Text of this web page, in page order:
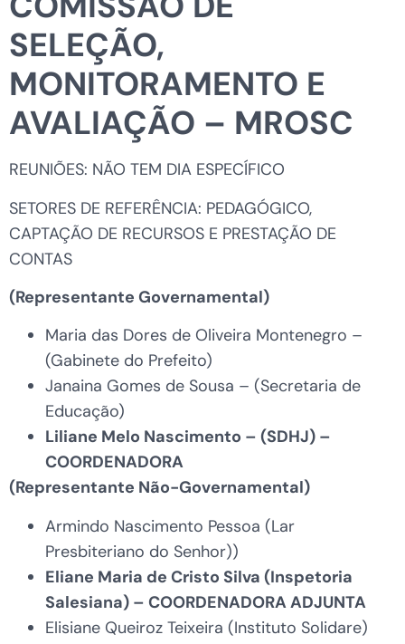
SELEÇÃO,
MONITORAMENTO E
AVALIAÇÃO – MROSC
REUNIÕES: NÃO TEM DIA ESPECÍFICO
SETORES DE REFERÊNCIA: PEDAGÓGICO,
CAPTAÇÃO DE RECURSOS E PRESTAÇÃO DE
CONTAS
(Representante Governamental)
Maria das Dores de Oliveira Montenegro –
(Gabinete do Prefeito)
Janaina Gomes de Sousa – (Secretaria de
Educação)
Liliane Melo Nascimento – (SDHJ) –
COORDENADORA
(Representante Não-Governamental)
Armindo Nascimento Pessoa (Lar
Presbiteriano do Senhor))
Eliane Maria de Cristo Silva (Inspetoria
Salesiana) – COORDENADORA ADJUNTA
Elisiane Queiroz Teixeira (Instituto Solidare)